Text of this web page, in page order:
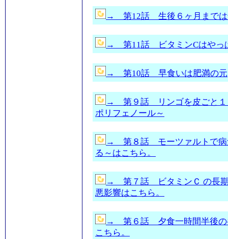
→ 第12話 生後６ヶ月までは
→ 第11話 ビタミンCはやっ
→ 第10話 早食いは肥満の元
→ 第９話 リンゴを皮ごと１
ポリフェノール～
→ 第８話 モーツァルトで病
る～はこちら。
→ 第７話 ビタミンＣ の長期
悪影響はこちら。
→ 第６話 夕食一時間半後の
こちら。